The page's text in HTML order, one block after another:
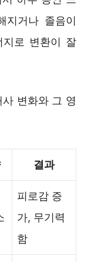
지거나 졸음이
지로 변환이 잘
변화와 그 영
결과
피로감 증
가, 무기력
함